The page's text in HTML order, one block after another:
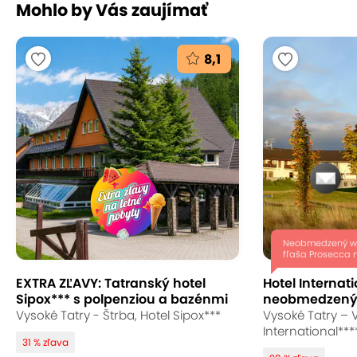
to jedinečnázábava pre malých aj veľkých.
Orientačná cena letného tubingu: od 1 €.
Pod štítmi Tatier nájdete aj naše top aquaparky,
historické skvosty ako Spišská Sobota, Spišský hrad
a mnohé iné.
Belianska jaskyňa
Važecká jaskyňa
Demänovská jaskyňa
Bradavica
Lyžovačka
V zimnej sezóne sú lyžiarom k dispozícii tri strediská:
Tatranská Lomnica, Starý Smokovec a Štrbské
Mohlo by Vás zaujímať
8,1
EXTRA ZĽAVY: Tatranský hotel
Sipox*** s polpenziou a bazénmi
Vysoké Tatry - Štrba, Hotel Sipox***
31 % zľava
Neobmedzený
fľaša Prosecca
Hotel
Vysoké Tatry –